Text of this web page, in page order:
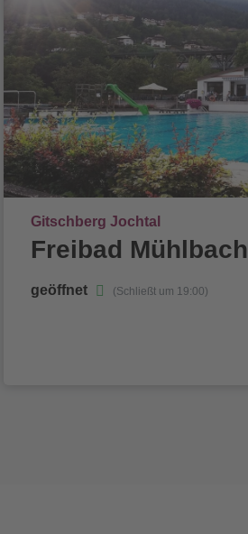
Ort
Gitschberg Jochtal
Freibad Mühlbach
geöffnet (Schließt um 19:00)